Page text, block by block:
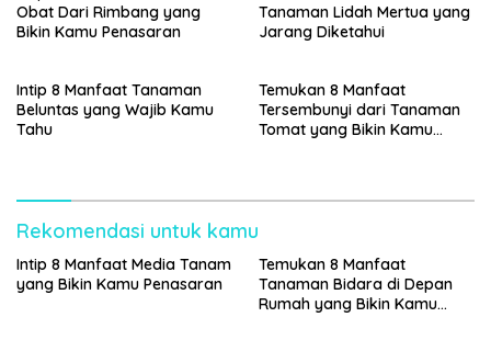
Obat Dari Rimbang yang
Bikin Kamu Penasaran
Tanaman Lidah Mertua yang
Jarang Diketahui
Intip 8 Manfaat Tanaman
Beluntas yang Wajib Kamu
Tahu
Temukan 8 Manfaat
Tersembunyi dari Tanaman
Tomat yang Bikin Kamu
Rekomendasi untuk kamu
Intip 8 Manfaat Media Tanam
yang Bikin Kamu Penasaran
Temukan 8 Manfaat
Tanaman Bidara di Depan
Rumah yang Bikin Kamu